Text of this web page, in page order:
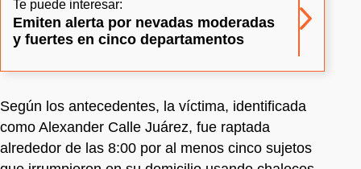
Te puede interesar:
Emiten alerta por nevadas moderadas
y fuertes en cinco departamentos
Según los antecedentes, la víctima, identificada
como Alexander Calle Juárez, fue raptada
alrededor de las 8:00 por al menos cinco sujetos